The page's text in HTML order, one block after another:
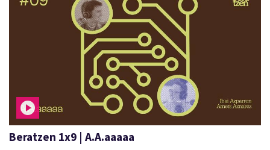
Beratzen 1x9 | A.A.aaaaa